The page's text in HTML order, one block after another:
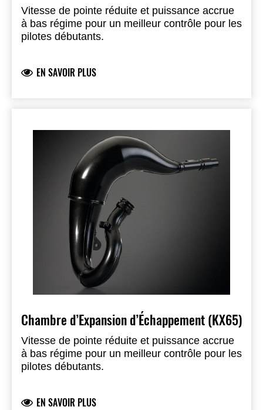
Vitesse de pointe réduite et puissance accrue
à bas régime pour un meilleur contrôle pour les
pilotes débutants.
EN SAVOIR PLUS
Chambre d’Expansion d’Échappement (KX65)
Vitesse de pointe réduite et puissance accrue
à bas régime pour un meilleur contrôle pour les
pilotes débutants.
EN SAVOIR PLUS